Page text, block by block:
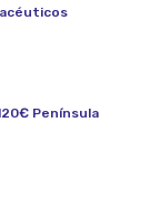
Península